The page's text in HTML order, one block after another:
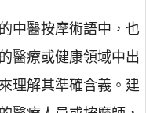
中醫按摩術語中，也
醫療或健康領域中出
理解其準確含義。建